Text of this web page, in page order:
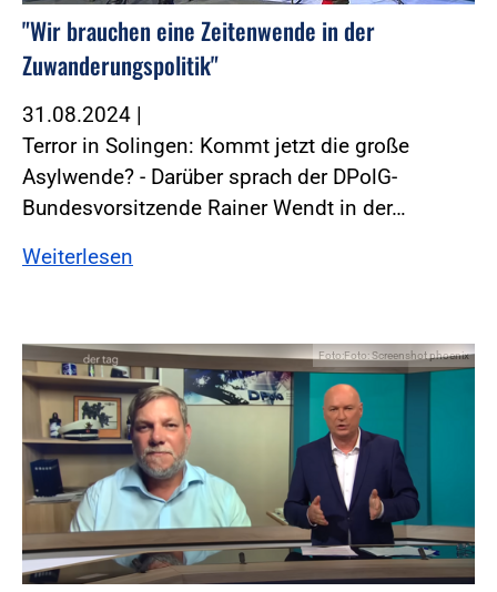
"Wir brauchen eine Zeitenwende in der
Zuwanderungspolitik"
31.08.2024 |
Terror in Solingen: Kommt jetzt die große
Asylwende? - Darüber sprach der DPolG-
Bundesvorsitzende Rainer Wendt in der…
Weiterlesen
Foto:Foto: Screenshot phoenix